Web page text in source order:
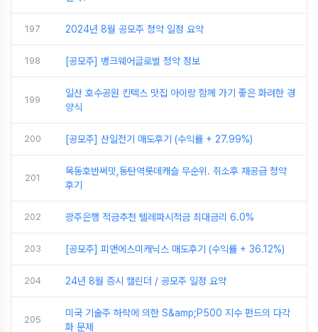
197 2024년 8월 공모주 청약 일정 요약
198 [공모주] 뱅크웨어글로벌 청약 정보
199
일산 호수공원 킨텍스 맛집 아이랑 함께 가기 좋은 화려한 경
양식
200 [공모주] 산일전기 매도후기 (수익률 + 27.99%)
201
목동호반써밋,동탄역롯데캐슬 무순위. 취소후 재공급 청약
후기
202 광주은행 적금추천 텔레파시적금 최대금리 6.0%
203 [공모주] 피앤에스미캐닉스 매도후기 (수익률 + 36.12%)
204 24년 8월 증시 캘린더 / 공모주 일정 요약
205
미국 기술주 하락에 의한 S&amp;P500 지수 펀드의 다각
화 문제